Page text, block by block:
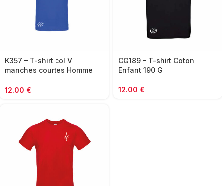
K357 – T-shirt col V
manches courtes Homme
12.00 €
CG189 – T-shirt Coton
Enfant 190 G
12.00 €